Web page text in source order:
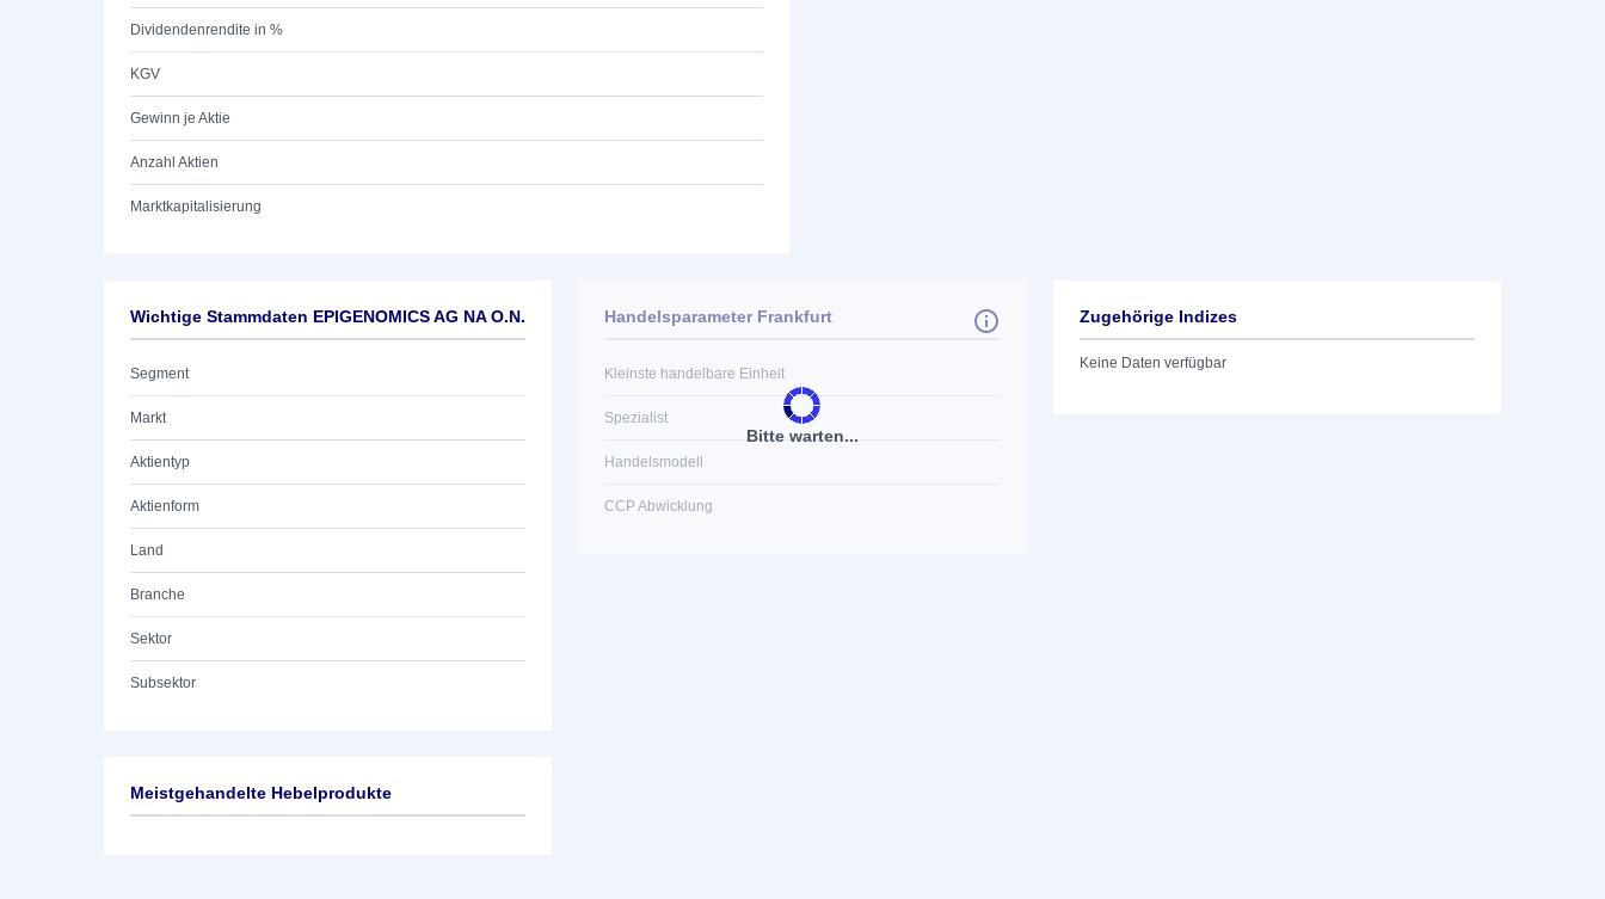
Dividendenrendite in %
KGV
Gewinn je Aktie
Anzahl Aktien
Marktkapitalisierung
Wichtige Stammdaten EPIGENOMICS AG NA O.N.
Segment
Markt
Aktientyp
Aktienform
Land
Branche
Sektor
Subsektor
Bitte warten...
Handelsparameter Frankfurt
Kleinste handelbare Einheit
Spezialist
Handelsmodell
CCP Abwicklung
Zugehörige Indizes
Keine Daten verfügbar
Meistgehandelte Hebelprodukte